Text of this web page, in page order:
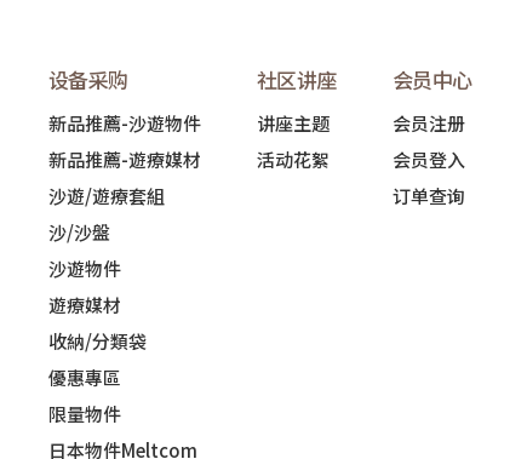
设备采购
新品推薦-沙遊物件
新品推薦-遊療媒材
沙遊/遊療套組
沙/沙盤
沙遊物件
遊療媒材
收納/分類袋
優惠專區
限量物件
日本物件Meltcom
社区讲座
讲座主题
活动花絮
会员中心
会员注册
会员登入
订单查询